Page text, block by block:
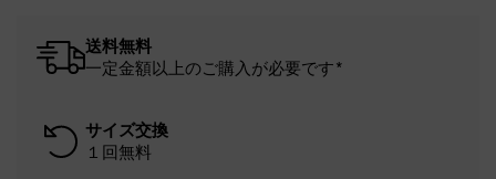
送料無料
一定金額以上のご購入が必要です*
サイズ交換
１回無料